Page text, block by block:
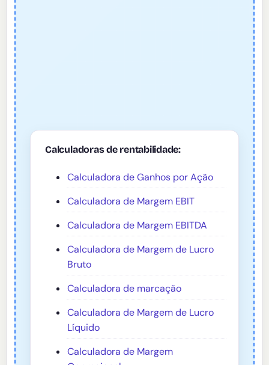
Calculadoras de rentabilidade:
Calculadora de Ganhos por Ação
Calculadora de Margem EBIT
Calculadora de Margem EBITDA
Calculadora de Margem de Lucro
Bruto
Calculadora de marcação
Calculadora de Margem de Lucro
Líquido
Calculadora de Margem